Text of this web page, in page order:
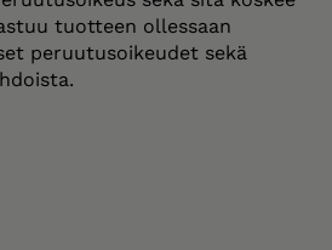
tuotteen ollessaan
peruutusoikeudet sekä